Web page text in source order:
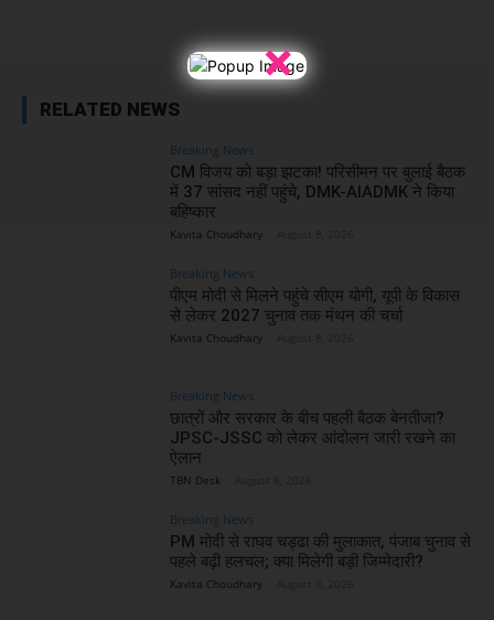
×
RELATED NEWS
Breaking News
CM विजय को बड़ा झटका! परिसीमन पर बुलाई बैठक
में 37 सांसद नहीं पहुंचे, DMK-AIADMK ने किया
बहिष्कार
Kavita Choudhary
Breaking News
पीएम मोदी से मिलने पहुंचे सीएम योगी, यूपी के विकास
से लेकर 2027 चुनाव तक मंथन की चर्चा
Kavita Choudhary
Breaking News
छात्रों और सरकार के बीच पहली बैठक बेनतीजा?
JPSC-JSSC को लेकर आंदोलन जारी रखने का
ऐलान
TBN Desk
Breaking News
PM मोदी से राघव चड्ढा की मुलाकात, पंजाब चुनाव से
पहले बढ़ी हलचल; क्या मिलेगी बड़ी जिम्मेदारी?
Kavita Choudhary